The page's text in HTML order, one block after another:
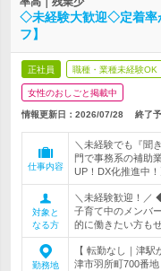
◇未経験大歓迎◇定着
フ】
正社員 職種・業種未経験OK
女性のおしごと掲載中
情報更新日：2026/07/28 終了
仕事内容
＼未経験でも『聞
門で事務系の補助
UP！DX化推進中！
対象と
なる方
＼未経験歓迎！
子育て中のメンバ
的に働きたい方もぜ
勤務地
【 転勤なし｜津
津市羽所町700番